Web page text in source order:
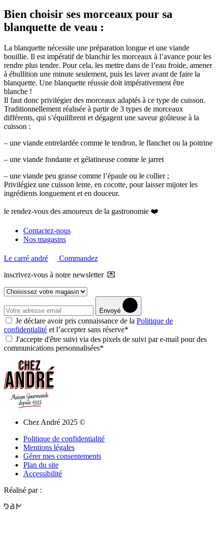
Bien choisir ses morceaux pour sa
blanquette de veau :
La blanquette nécessite une préparation longue et une viande
bouillie. Il est impératif de blanchir les morceaux à l’avance pour les
rendre plus tendre. Pour cela, les mettre dans de l’eau froide, amener
à ébullition une minute seulement, puis les laver avant de faire la
blanquette. Une blanquette réussie doit impérativement être
blanche !
Il faut donc privilégier des morceaux adaptés à ce type de cuisson.
Traditionnellement réalisée à partir de 3 types de morceaux
différents, qui s’équilibrent et dégagent une saveur goûteuse à la
cuisson :
– une viande entrelardée comme le tendron, le flanchet ou la poitrine
– une viande fondante et gélatineuse comme le jarret
– une viande peu grasse comme l’épaule ou le collier ;
Privilégiez une cuisson lente, en cocotte, pour laisser mijoter les
ingrédients longuement et en douceur.
le rendez-vous des amoureux de la gastronomie ❤️
Contactez-nous
Nos magasins
Le carré andré
Commandez
inscrivez-vous à notre newsletter 💌
Envoyé
Je déclare avoir pris connaissance de la Politique de
confidentialité et l’accepter sans réserve*
J'accepte d'être suivi via des pixels de suivi par e-mail pour des
communications personnalisées*
Chez André 2025 ©
Politique de confidentialité
Mentions légales
Gérer mes consentements
Plan du site
Accessibilité
Réalisé par :